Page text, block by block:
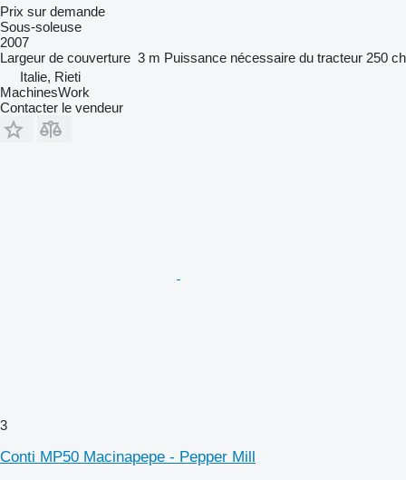
Prix sur demande
Sous-soleuse
2007
Largeur de couverture 3 m Puissance nécessaire du tracteur 250 ch
Italie, Rieti
MachinesWork
Contacter le vendeur
3
Conti MP50 Macinapepe - Pepper Mill